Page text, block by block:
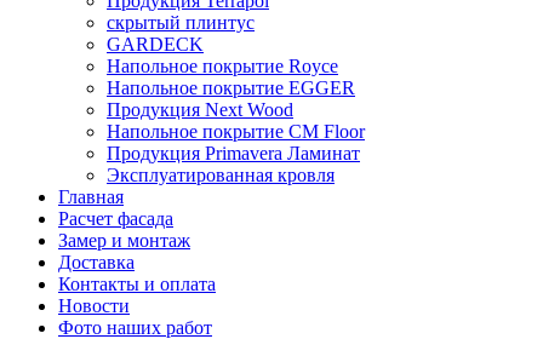
скрытый плинтус
GARDECK
Напольное покрытие Royce
Напольное покрытие EGGER
Продукция Next Wood
Напольное покрытие CM Floor
Продукция Primavera Ламинат
Эксплуатированная кровля
Главная
Расчет фасада
Замер и монтаж
Доставка
Контакты и оплата
Новости
Фото наших работ